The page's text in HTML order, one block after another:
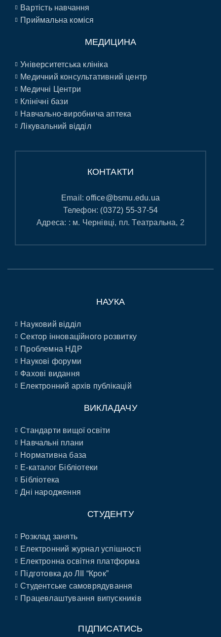
Вартість навчання
Приймальна коміся
МЕДИЦИНА
Університетська клініка
Медичний консультативний центр
Медичні Центри
Клінічні бази
Навчально-виробнича аптека
Лікувальний відділ
КОНТАКТИ
Email:office@bsmu.edu.ua
Телефон: (0372) 55-37-54
Адреса: : м. Чернівці, пл. Театральна, 2
НАУКА
Науковий відділ
Сектор інноваційного розвитку
Проблемна НДР
Наукові форуми
Фахові видання
Електронний архів публікацій
ВИКЛАДАЧУ
Стандарти вищої освіти
Навчальні плани
Нормативна база
E-каталог Бібліотеки
Бібліотека
Дні народження
СТУДЕНТУ
Розклад занять
Електронний журнал успішності
Електронна освітня платформа
Підготовка до ЛІІ “Крок”
Студентське самоврядування
Працевлаштування випускників
ПІДПИСАТИСЬ